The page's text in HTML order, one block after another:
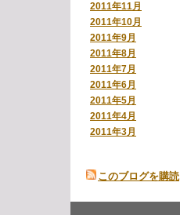
2011年11月
2011年10月
2011年9月
2011年8月
2011年7月
2011年6月
2011年5月
2011年4月
2011年3月
このブログを購読